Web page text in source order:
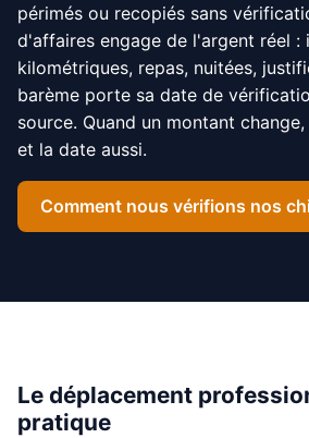
périmés ou recopiés sans
d'affaires engage de l'argent réel :
kilométriques, repas, nuitées,
barème porte sa date de
source. Quand un montant
et la date aussi.
Comment nous vérifions nos
Le déplacement
pratique